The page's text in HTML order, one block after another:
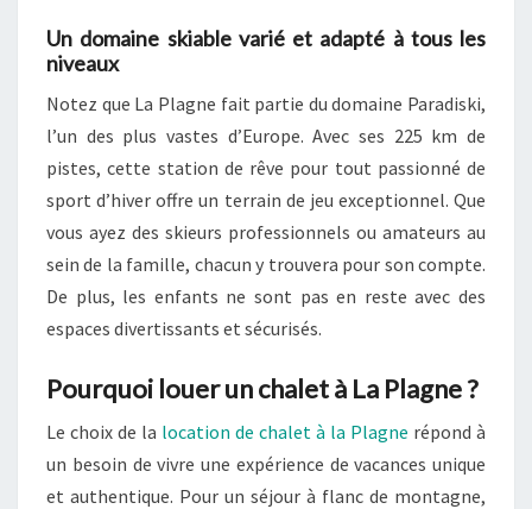
Un domaine skiable varié et adapté à tous les
niveaux
Notez que La Plagne fait partie du domaine Paradiski,
l’un des plus vastes d’Europe. Avec ses 225 km de
pistes, cette station de rêve pour tout passionné de
sport d’hiver offre un terrain de jeu exceptionnel. Que
vous ayez des skieurs professionnels ou amateurs au
sein de la famille, chacun y trouvera pour son compte.
De plus, les enfants ne sont pas en reste avec des
espaces divertissants et sécurisés.
Pourquoi louer un chalet à La Plagne ?
Le choix de la location de chalet à la Plagne répond à
un besoin de vivre une expérience de vacances unique
et authentique. Pour un séjour à flanc de montagne,